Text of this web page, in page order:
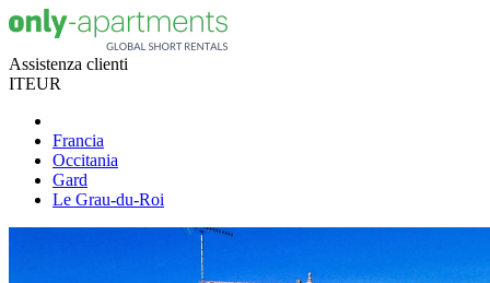
Assistenza clienti
ITEUR
Francia
Occitania
Gard
Le Grau-du-Roi